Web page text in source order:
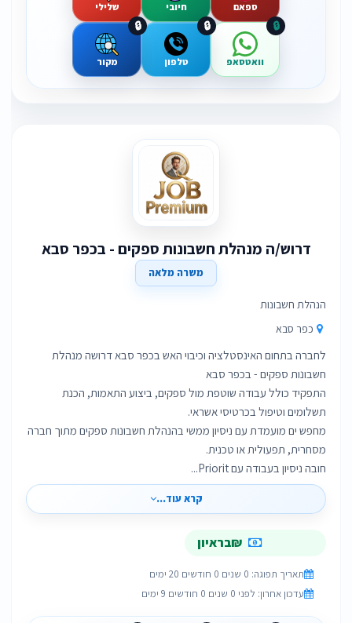
ספאם חיובי שלילי
וואטסאפ
🔒
טלפון
🔒
מקור
🔒
דרוש/ה מנהלת חשבונות ספקים - בכפר סבא
משרה מלאה
הנהלת חשבונות
כפר סבא
לחברה בתחום האינסטלציה וכיבוי האש בכפר סבא דרושה מנהלת
התפקיד כולל עבודה שוטפת מול ספקים, ביצוע התאמות, הכנת
מחפש ים מועמדת עם ניסיון ממשי בהנהלת חשבונות ספקים מתוך חברה
חובה ניסיון בעבודה עם Priorit...
קרא עוד...
₪בראיון
תאריך תפוגה: 0 שנים 0 חודשים 20 ימים
עדכון אחרון: לפני 0 שנים 0 חודשים 9 ימים